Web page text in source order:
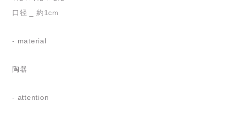
口径 _ 約1cm
- material
陶器
- attention